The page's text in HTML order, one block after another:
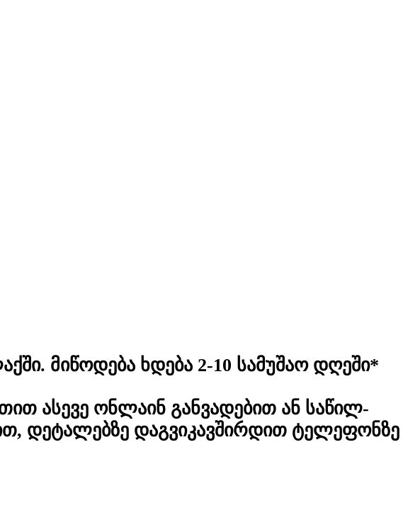
მიწოდება ხდება 2-10 სამუშაო დღეში*
ასევე ონლაინ განვადებით ან საწილ-
დეტალებზე დაგვიკავშირდით ტელეფონზე